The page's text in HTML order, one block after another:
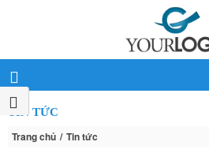
TIN TỨC
Trang chủ Tin tức